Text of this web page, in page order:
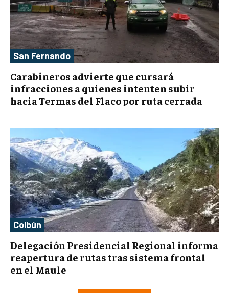
San Fernando
Carabineros advierte que cursará
infracciones a quienes intenten subir
hacia Termas del Flaco por ruta cerrada
Colbún
Delegación Presidencial Regional informa
reapertura de rutas tras sistema frontal
en el Maule